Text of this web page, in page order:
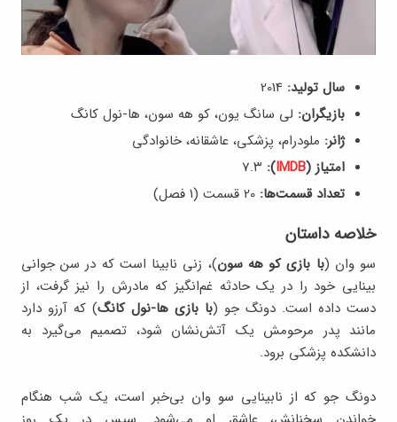
سال تولید:
بازیگران: لی سانگ یون، کو هه سون، ها-نول کانگ
ژانر: ملودرام، پزشکی، عاشقانه، خانوادگی
امتیاز (IMDB
):
تعداد قسمت‌ها:
خلاصه داستان
سو وان (با بازی کو هه سون)، زنی نابینا است که در سن جوانی
بینایی خود را در یک حادثه غم‌انگیز که مادرش را نیز گرفت، از
دست داده است. دونگ جو (با بازی ها-نول کانگ) که آرزو دارد
مانند پدر مرحومش یک آتش‌نشان شود، تصمیم می‌گیرد به
دانشکده پزشکی برود.
دونگ جو که از نابینایی سو وان بی‌خبر است، یک شب هنگام